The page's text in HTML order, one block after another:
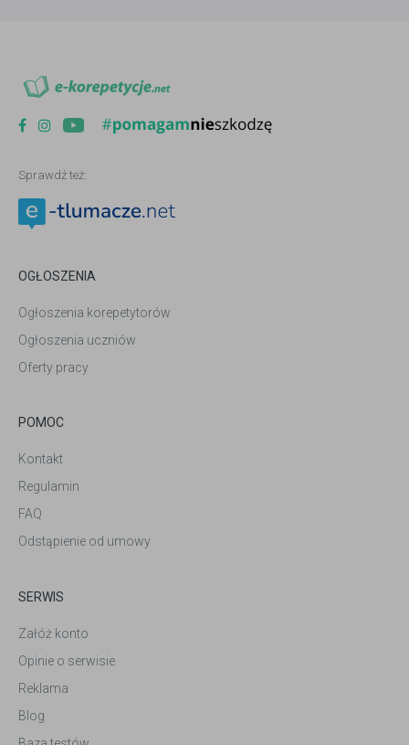
Sprawdź też:
OGŁOSZENIA
Ogłoszenia korepetytorów
Ogłoszenia uczniów
Oferty pracy
POMOC
Kontakt
Regulamin
FAQ
Odstąpienie od umowy
SERWIS
Załóż konto
Opinie o serwisie
Reklama
Blog